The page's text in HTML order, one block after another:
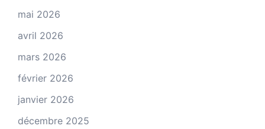
mai 2026
avril 2026
mars 2026
février 2026
janvier 2026
décembre 2025